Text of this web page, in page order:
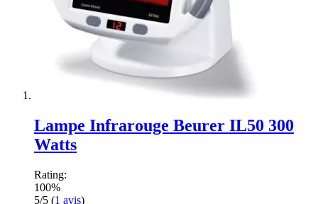
Lampe Infrarouge Beurer IL50 300
Watts
Rating:
100%
5/5 (1 avis)